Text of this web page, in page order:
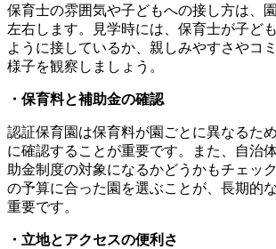
保育士の雰囲気や子どもへの接し方は、
左右します。見学時には、保育士が子ど
ように接しているか、親しみやすさやコ
様子を観察しましょう。
・保育料と補助金の確認
認証保育園は保育料が園ごとに異なるた
に確認することが重要です。また、自治
助金制度の対象になるかどうかもチェッ
の予算に合った園を選ぶことが、長期的
重要です。
・立地とアクセスの便利さ